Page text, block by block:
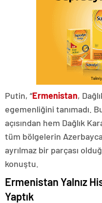
Putin, “Ermenistan,
egemenliğini tanımadı.
açısından hem Dağlık
tüm bölgelerin
ayrılmaz bir parçası
konuştu.
Ermenistan Yalnız
Yaptık